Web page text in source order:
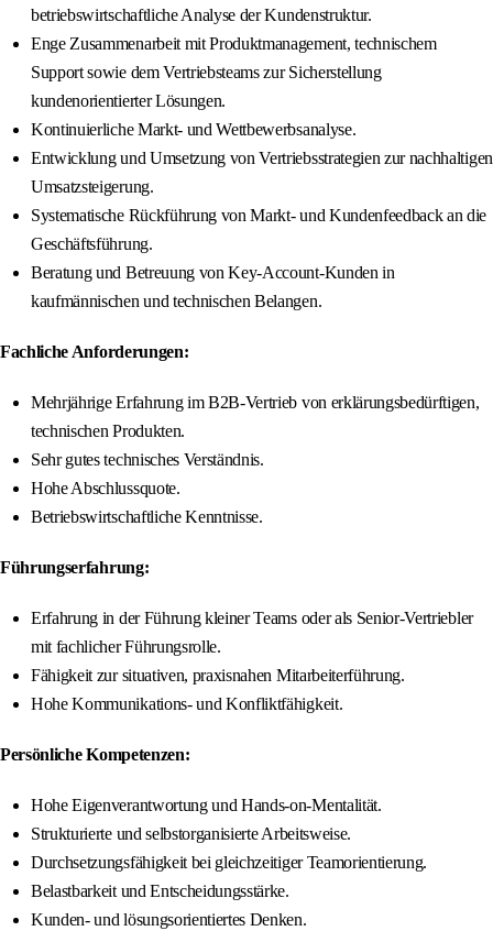
betriebswirtschaftliche Analyse der Kundenstruktur.
Enge Zusammenarbeit mit Produktmanagement, technischem
Support sowie dem Vertriebsteams zur Sicherstellung
kundenorientierter Lösungen.
Kontinuierliche Markt- und Wettbewerbsanalyse.
Entwicklung und Umsetzung von Vertriebsstrategien zur nachhaltigen
Umsatzsteigerung.
Systematische Rückführung von Markt- und Kundenfeedback an die
Geschäftsführung.
Beratung und Betreuung von Key-Account-Kunden in
kaufmännischen und technischen Belangen.
Fachliche Anforderungen:
Mehrjährige Erfahrung im B2B-Vertrieb von erklärungsbedürftigen,
technischen Produkten.
Sehr gutes technisches Verständnis.
Hohe Abschlussquote.
Betriebswirtschaftliche Kenntnisse.
Führungserfahrung:
Erfahrung in der Führung kleiner Teams oder als Senior-Vertriebler
mit fachlicher Führungsrolle.
Fähigkeit zur situativen, praxisnahen Mitarbeiterführung.
Hohe Kommunikations- und Konfliktfähigkeit.
Persönliche Kompetenzen:
Hohe Eigenverantwortung und Hands-on-Mentalität.
Strukturierte und selbstorganisierte Arbeitsweise.
Durchsetzungsfähigkeit bei gleichzeitiger Teamorientierung.
Belastbarkeit und Entscheidungsstärke.
Kunden- und lösungsorientiertes Denken.